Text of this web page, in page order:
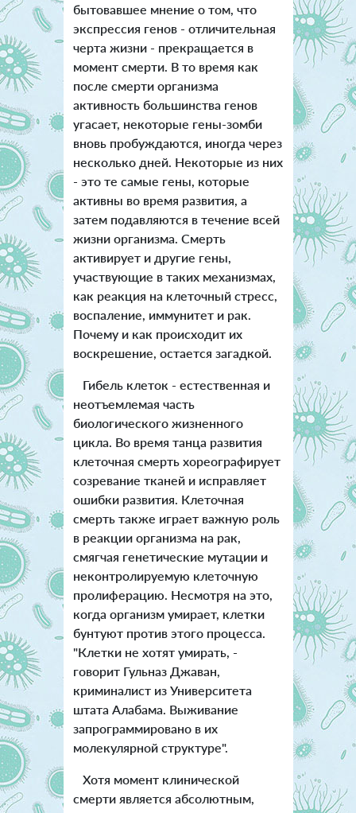
бытовавшее мнение о том, что
экспрессия генов - отличительная
черта жизни - прекращается в
момент смерти. В то время как
после смерти организма
активность большинства генов
угасает, некоторые гены-зомби
вновь пробуждаются, иногда через
несколько дней. Некоторые из них
- это те самые гены, которые
активны во время развития, а
затем подавляются в течение всей
жизни организма. Смерть
активирует и другие гены,
участвующие в таких механизмах,
как реакция на клеточный стресс,
воспаление, иммунитет и рак.
Почему и как происходит их
воскрешение, остается загадкой.
Гибель клеток - естественная и
неотъемлемая часть
биологического жизненного
цикла. Во время танца развития
клеточная смерть хореографирует
созревание тканей и исправляет
ошибки развития. Клеточная
смерть также играет важную роль
в реакции организма на рак,
смягчая генетические мутации и
неконтролируемую клеточную
пролиферацию. Несмотря на это,
когда организм умирает, клетки
бунтуют против этого процесса.
"Клетки не хотят умирать, -
говорит Гульназ Джаван,
криминалист из Университета
штата Алабама. Выживание
запрограммировано в их
молекулярной структуре".
Хотя момент клинической
смерти является абсолютным,